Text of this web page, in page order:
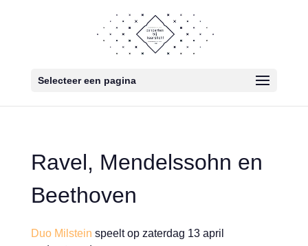
Selecteer een pagina
Ravel, Mendelssohn en
Beethoven
Duo Milstein speelt op zaterdag 13 april